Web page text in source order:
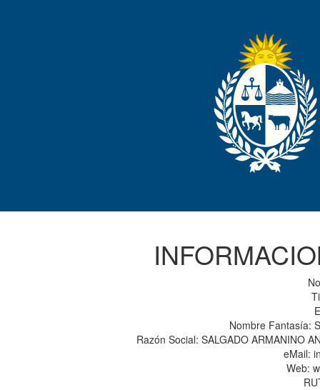
Nombre Fantasía:
Razón Social: SALGADO ARMANINO
eMail:
Web: